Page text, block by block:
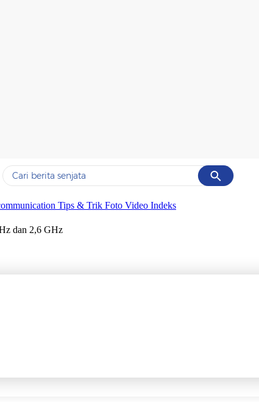
Cancel
Yang sedang ramai dicari
#1 data live draw sgp
Terakhir yang dicari
Tips & Trik Foto Video Indeks
dan 2,6 GHz